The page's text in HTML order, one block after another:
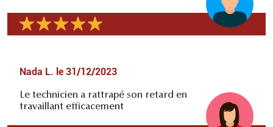
Nada L. le 31/12/2023
Le technicien a rattrapé son retard en
travaillant efficacement